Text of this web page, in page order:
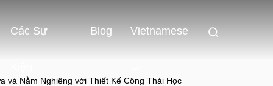
Các Sự Blog Vietnamese
và Nằm Nghiêng với Thiết Kế Công Thái Học